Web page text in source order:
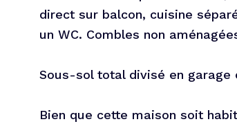
direct sur balcon, cuisine
un WC. Combles non
Sous-sol total divisé en garage
Bien que cette maison soit